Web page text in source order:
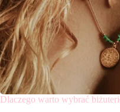
Dlaczego warto wybrać